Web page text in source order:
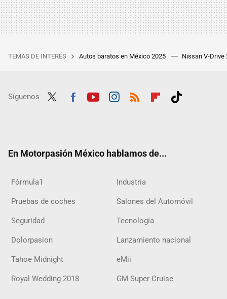
TEMAS DE INTERÉS Autos baratos en México 2025 Nissan V-Drive
Síguenos
En Motorpasión México hablamos de...
Fórmula1 Industria
Pruebas de coches Salones del Automóvil
Seguridad Tecnología
Dolorpasion Lanzamiento nacional
Tahoe Midnight eMii
Royal Wedding 2018 GM Super Cruise